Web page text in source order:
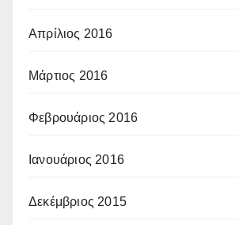
Απρίλιος 2016
Μάρτιος 2016
Φεβρουάριος 2016
Ιανουάριος 2016
Δεκέμβριος 2015